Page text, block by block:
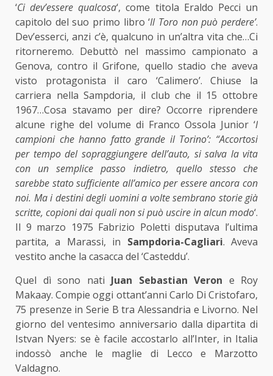
‘Ci dev’essere qualcosa‘, come titola Eraldo Pecci un
capitolo del suo primo libro ‘Il Toro non può perdere’.
Dev’esserci, anzi c’è, qualcuno in un’altra vita che…Ci
ritorneremo. Debuttò nel massimo campionato a
Genova, contro il Grifone, quello stadio che aveva
visto protagonista il caro ‘Calimero’. Chiuse la
carriera nella Sampdoria, il club che il 15 ottobre
1967…Cosa stavamo per dire? Occorre riprendere
alcune righe del volume di Franco Ossola Junior ‘I
campioni che hanno fatto grande il Torino’: “Accortosi
per tempo del sopraggiungere dell’auto, si salva la vita
con un semplice passo indietro, quello stesso che
sarebbe stato sufficiente all’amico per essere ancora con
noi. Ma i destini degli uomini a volte sembrano storie già
scritte, copioni dai quali non si può uscire in alcun modo‘.
Il 9 marzo 1975 Fabrizio Poletti disputava l’ultima
partita, a Marassi, in Sampdoria-Cagliari. Aveva
vestito anche la casacca del ‘Casteddu’.
Quel dì sono nati Juan Sebastian Veron e Roy
Makaay. Compie oggi ottant’anni Carlo Di Cristofaro,
75 presenze in Serie B tra Alessandria e Livorno. Nel
giorno del ventesimo anniversario dalla dipartita di
Istvan Nyers: se è facile accostarlo all’Inter, in Italia
indossò anche le maglie di Lecco e Marzotto
Valdagno.